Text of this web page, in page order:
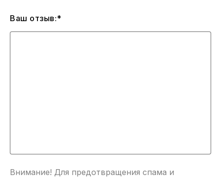
Ваш отзыв:*
Внимание! Для предотвращения спама и